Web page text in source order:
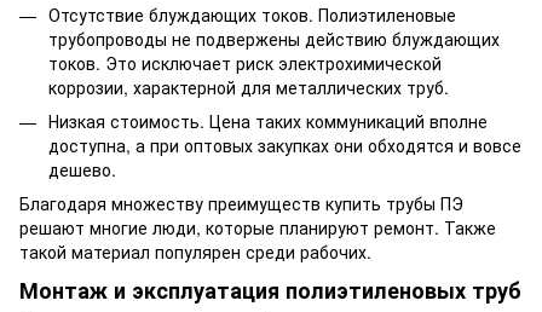
Отсутствие блуждающих токов. Полиэтиленовые
трубопроводы не подвержены действию блуждающих
токов. Это исключает риск электрохимической
коррозии, характерной для металлических труб.
Низкая стоимость. Цена таких коммуникаций вполне
доступна, а при оптовых закупках они обходятся и вовсе
дешево.
Благодаря множеству преимуществ купить трубы ПЭ
решают многие люди, которые планируют ремонт. Также
такой материал популярен среди рабочих.
Монтаж и эксплуатация полиэтиленовых труб